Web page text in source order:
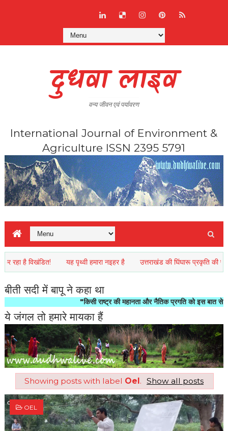
दुधवा लाइव
वन्य जीवन एवं पर्यावरण
International Journal of Environment &
Agriculture ISSN 2395 5791
है विखंडित! यह पृथ्वी हमारा नइहर है उत्तराखंड की घिंघारू प्रकृति की पहाड़ से
बीती सदी में बापू ने कहा था
"किसी राष्ट्र की महानता और नैतिक प्रगति को इस बात से मापा
ये जंगल तो हमारे मायका हैं
Showing posts with label Oel. Show all posts
OEL